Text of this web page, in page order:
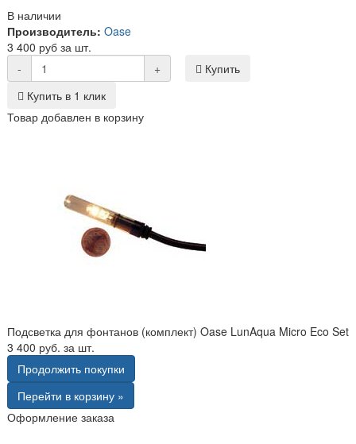
В наличии
Производитель: Oase
3 400 руб за шт.
-
+
Купить
Купить в 1 клик
Товар добавлен в корзину
Подсветка для фонтанов (комплект) Oase LunAqua Micro Eco Set
3 400 руб. за шт.
Продолжить покупки
Перейти в корзину »
Оформление заказа